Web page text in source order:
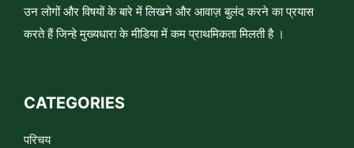
उन लोगों और विषयों के बारे में लिखने और आवाज़ बुलंद करने का प्रयास
करते हैं जिन्हे मुख्यधारा के मीडिया में कम प्राथमिकता मिलती है ।
CATEGORIES
परिचय